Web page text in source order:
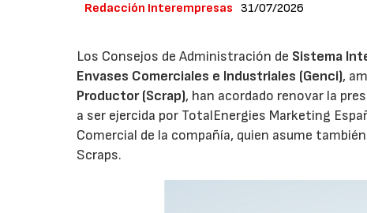
Redacción Interempresas 31/07/2026
Los Consejos de Administración de Sistema
Envases Comerciales e Industriales (Genci),
Productor (Scrap), han acordado renovar la
a ser ejercida por TotalEnergies Marketing
Comercial de la compañía, quien asume
Scraps.